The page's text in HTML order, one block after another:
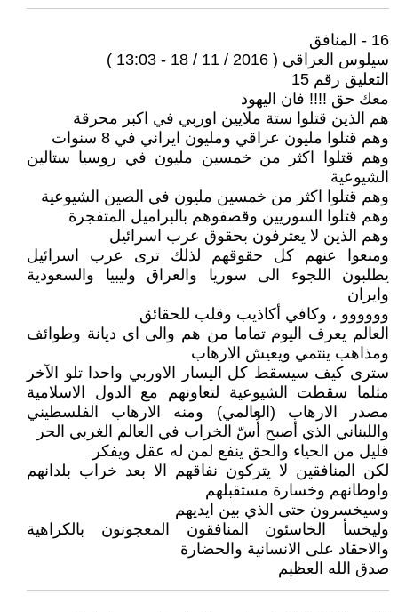
16 - المنافق
سيلوس العراقي ( 2016 / 11 / 18 - 13:03 )
التعليق رقم 15
معك حق !!!! فان اليهود
هم الذين قتلوا ستة ملايين اوربي في اكبر محرقة
وهم قتلوا مليون عراقي ومليون ايراني في 8 سنوات
وهم قتلوا اكثر من خمسين مليون في روسيا ستالين
الشيوعية
وهم قتلوا اكثر من خمسين مليون في الصين الشيوعية
وهم قتلوا السوريين وقصفوهم بالبراميل المتفجرة
وهم الذين لا يعترفون بحقوق عرب اسرائيل
ومنعوا عنهم كل حقوقهم لذلك ترى عرب اسرائيل
يطلبون اللجوء الى سوريا والعراق وليبيا والسعودية
وايران
وووووو ، وكافي أكاذيب وقلب للحقائق
العالم يعرف اليوم تماما من هم والى اي ديانة وطوائف
ومذاهب ينتمي ويعيش الارهاب
سترى كيف سيسقط كل اليسار الاوربي واحدا تلو الآخر
مثلما سقطت الشيوعية لتعاونهم مع الدول الاسلامية
مصدر الارهاب (العالمي) ومنه الارهاب الفلسطيني
واللبناني الذي أصبح أُسّ الخراب في العالم الغربي الحر
قليل من الحياء والحق ينفع لمن له عقل ويفكر
لكن المنافقين لا يتركون نفاقهم الا بعد خراب بلدانهم
واوطانهم وخسارة مستقبلهم
وسيخسرون حتى الذي بين ايديهم
وليخسأ الخاسئون المنافقون المعجونون بالكراهية
والاحقاد على الانسانية والحضارة
صدق الله العظيم